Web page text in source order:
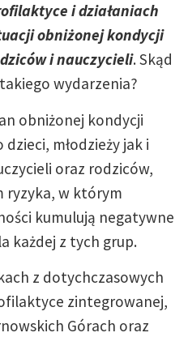
i działaniach
obniżonej kondycji
i nauczycieli. Skąd
wydarzenia?
obniżonej kondycji
młodzieży jak i
oraz rodziców,
ryzyka, w którym
kumulują negatywne
każdej z tych grup.
z dotychczasowych
zintegrowanej,
Górach oraz